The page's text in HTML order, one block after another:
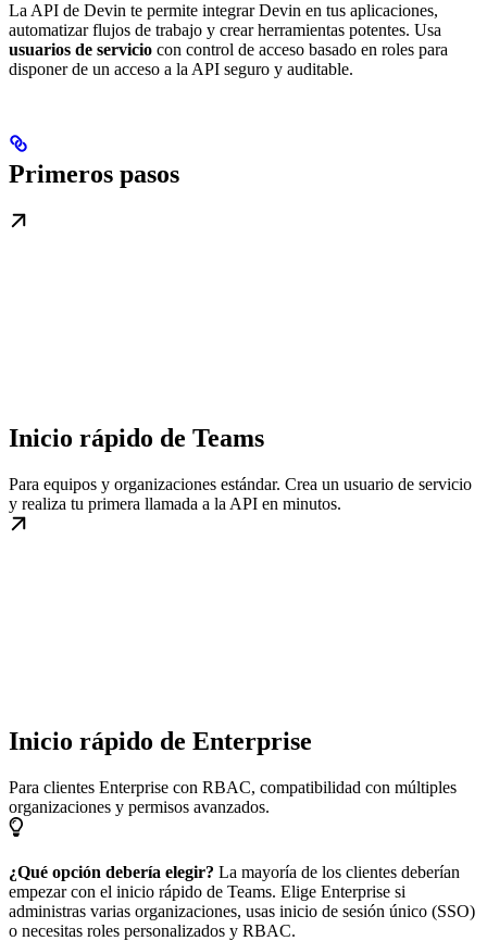
La API de Devin te permite integrar Devin en tus aplicaciones,
automatizar flujos de trabajo y crear herramientas potentes. Usa
usuarios de servicio con control de acceso basado en roles para
disponer de un acceso a la API seguro y auditable.
Primeros pasos
Inicio rápido de Teams
Para equipos y organizaciones estándar. Crea un usuario de servicio
y realiza tu primera llamada a la API en minutos.
Inicio rápido de Enterprise
Para clientes Enterprise con RBAC, compatibilidad con múltiples
organizaciones y permisos avanzados.
¿Qué opción debería elegir? La mayoría de los clientes deberían
empezar con el inicio rápido de Teams. Elige Enterprise si
administras varias organizaciones, usas inicio de sesión único (SSO)
o necesitas roles personalizados y RBAC.